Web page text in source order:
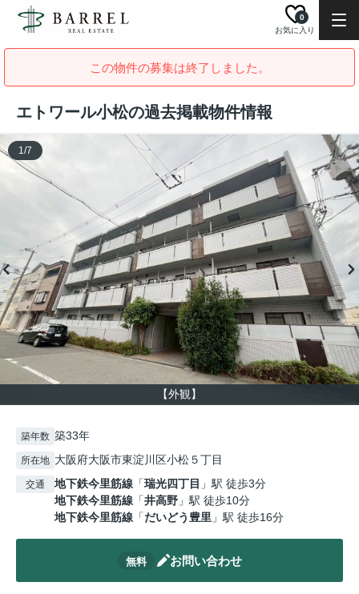
お気に入り
0
この物件の募集は終了しました。
エトワール小松の過去掲載物件情報
【外観】
1/7
築年数 築33年
所在地 大阪府大阪市東淀川区小松５丁目
交通 地下鉄今里筋線 「瑞光四丁目 」駅 徒歩3分
地下鉄今里筋線 「井高野 」駅 徒歩10分
地下鉄今里筋線 「だいどう豊里 」駅 徒歩16分
無料 お問い合わせ